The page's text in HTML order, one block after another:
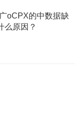
oCPX的中数据缺
么原因？